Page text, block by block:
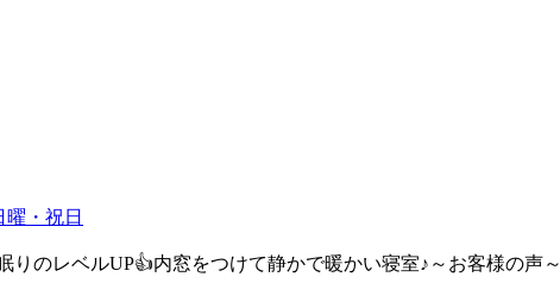
曜・祝日
のレベルUP👍内窓をつけて静かで暖かい寝室♪～お客様の声～